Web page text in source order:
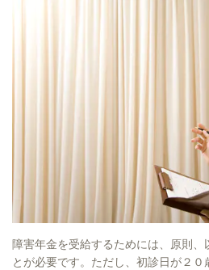
障害年金を受給するためには、原則、
とが必要です。ただし、初診日が２